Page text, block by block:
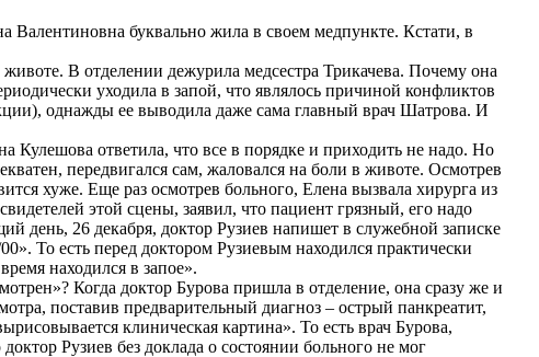
Валентиновна буквально жила в своем медпункте. Кстати, в
В отделении дежурила медсестра Трикачева. Почему она
уходила в запой, что являлось причиной конфликтов
однажды ее выводила даже сама главный врач Шатрова. И
Кулешова ответила, что все в порядке и приходить не надо. Но
передвигался сам, жаловался на боли в животе. Осмотрев
хуже. Еще раз осмотрев больного, Елена вызвала хирурга из
этой сцены, заявил, что пациент грязный, его надо
день, 26 декабря, доктор Рузиев напишет в служебной записке
То есть перед доктором Рузиевым находился практически
находился в запое».
Когда доктор Бурова пришла в отделение, она сразу же и
поставив предварительный диагноз – острый панкреатит,
клиническая картина». То есть врач Бурова,
Рузиев без доклада о состоянии больного не мог